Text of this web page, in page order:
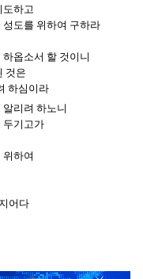
도하고
도를 위하여 구하라
옵소서 할 것이니
것은
하심이라
리려 하노니
두기고가
위하여
어다